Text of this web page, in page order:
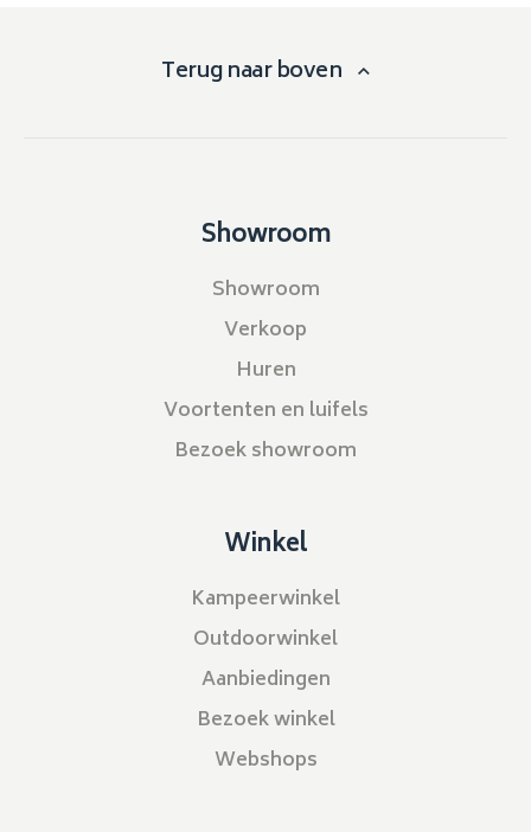
Terug naar boven
Showroom
Showroom
Verkoop
Huren
Voortenten en luifels
Bezoek showroom
Winkel
Kampeerwinkel
Outdoorwinkel
Aanbiedingen
Bezoek winkel
Webshops